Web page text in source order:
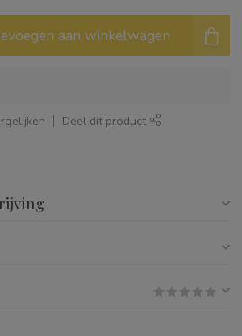
aan winkelwagen
Deel dit product